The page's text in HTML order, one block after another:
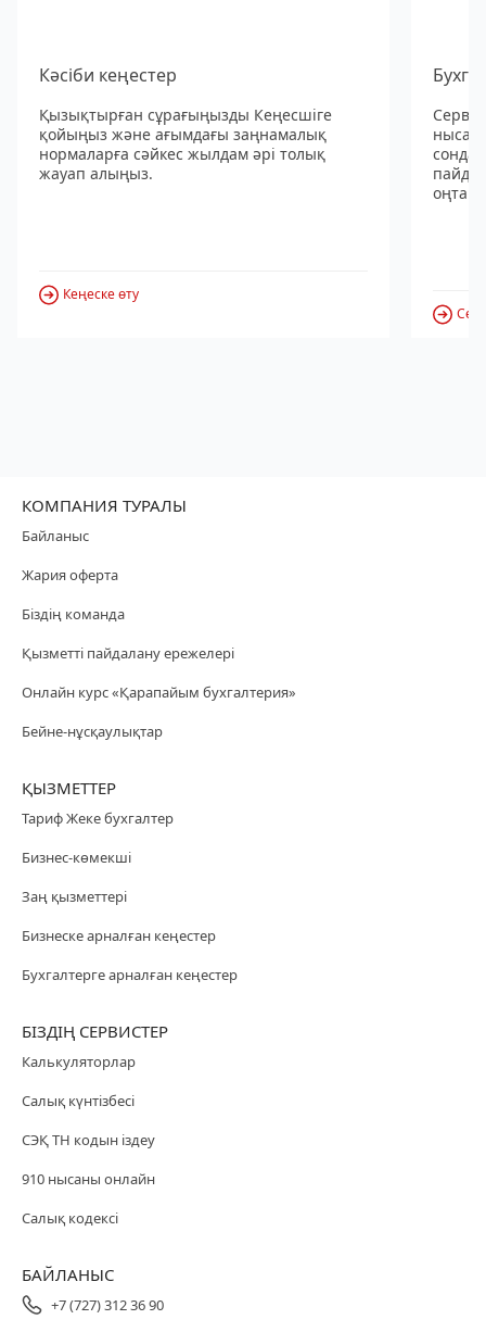
Кәсіби кеңестер
Қызықтырған сұрағыңызды Кеңесшіге
қойыңыз және ағымдағы заңнамалық
нормаларға сәйкес жылдам әрі толық
жауап алыңыз.
Кеңеске өту
КОМПАНИЯ ТУРАЛЫ
Байланыс
Жария оферта
Біздің команда
Қызметті пайдалану ережелері
Онлайн курс «Қарапайым бухгалтерия»
Бейне-нұсқаулықтар
ҚЫЗМЕТТЕР
Тариф Жеке бухгалтер
Бизнес-көмекші
Заң қызметтері
Бизнеске арналған кеңестер
Бухгалтерге арналған кеңестер
БІЗДІҢ СЕРВИСТЕР
Калькуляторлар
Салық күнтізбесі
СЭҚ ТН кодын іздеу
910 нысаны онлайн
Салық кодексі
БАЙЛАНЫС
+7 (727) 312 36 90